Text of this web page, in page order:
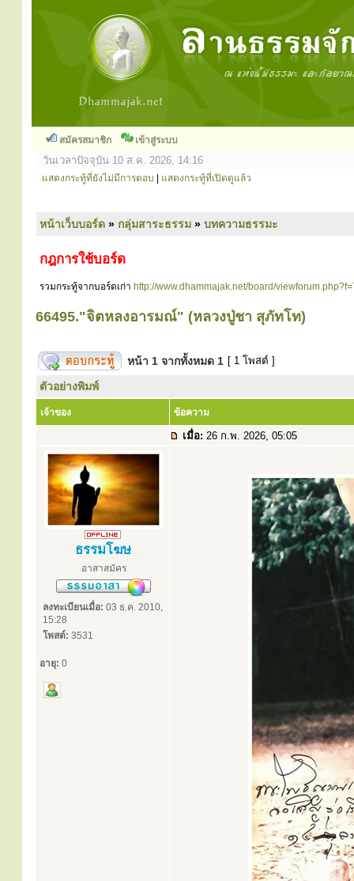
สมัครสมาชิก เข้าสู่ระบบ
วันเวลาปัจจุบัน 10 ส.ค. 2026, 14:16
แสดงกระทู้ที่ยังไม่มีการตอบ แสดงกระทู้ที่เปิดดูแล้ว
หน้าเว็บบอร์ด » กลุ่มสาระธรรม » บทความธรรมะ
กฎการใช้บอร์ด
รวมกระทู้จากบอร์ดเก่า http://www.dhammajak.net/board/
66495."จิตหลงอารมณ์" (หลวงปู่ชา สุภัทโท)
หน้า 1 จากทั้งหมด 1 [ 1 โพสต์ ]
ตัวอย่างพิมพ์
เจ้าของ ข้อความ
เมื่อ: 26 ก.พ. 2026, 05:05
ธรรมโฆษ
อาสาสมัคร
ลงทะเบียนเมื่อ: 03 ธ.ค. 2010,
15:28
โพสต์: 3531
อายุ: 0